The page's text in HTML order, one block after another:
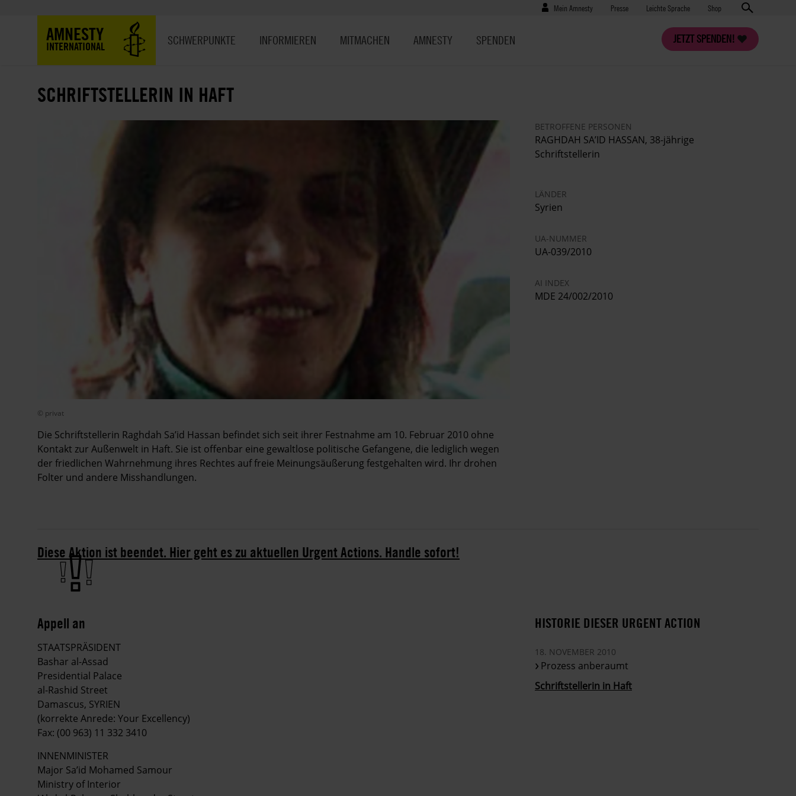
Benutzermenü
Mein Amnesty Presse
Presse Leichte Sprache Shop
AMNESTY
INTERNATIONAL
JETZT SPENDEN!
SCHWERPUNKTE INFORMIEREN MITMACHEN AMNESTY SPENDEN
SCHRIFTSTELLERIN IN HAFT
© privat
Die Schriftstellerin Raghdah Sa’id Hassan befindet sich seit ihrer Festnahme am 10. Februar 2010 ohne
Kontakt zur Außenwelt in Haft. Sie ist offenbar eine gewaltlose politische Gefangene, die lediglich wegen
der friedlichen Wahrnehmung ihres Rechtes auf freie Meinungsäußerung festgehalten wird. Ihr drohen
Folter und andere Misshandlungen.
BETROFFENE PERSONEN
RAGHDAH SA’ID HASSAN, 38-jährige
Schriftstellerin
LÄNDER
Syrien
UA-NUMMER
UA-039/2010
AI INDEX
MDE 24/002/2010
Diese Aktion ist beendet. Hier geht es zu aktuellen Urgent Actions. Handle sofort!
Appell an
STAATSPRÄSIDENT
Bashar al-Assad
Presidential Palace
al-Rashid Street
Damascus, SYRIEN
(korrekte Anrede: Your Excellency)
Fax: (00 963) 11 332 3410
INNENMINISTER
Major Sa’id Mohamed Samour
Ministry of Interior
HISTORIE DIESER URGENT ACTION
18. NOVEMBER 2010
Prozess anberaumt
Schriftstellerin in Haft